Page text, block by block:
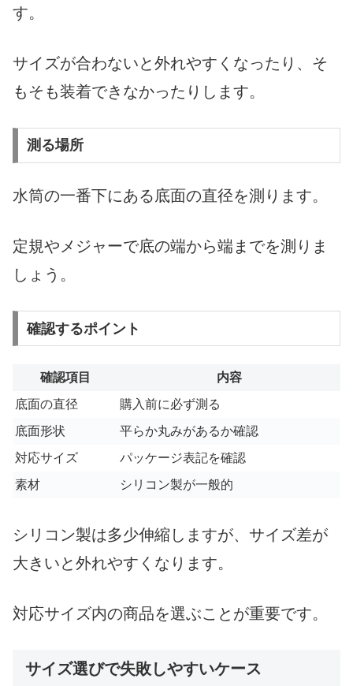
す。
サイズが合わないと外れやすくなったり、そ
もそも装着できなかったりします。
測る場所
水筒の一番下にある底面の直径を測ります。
定規やメジャーで底の端から端までを測りま
しょう。
確認するポイント
確認項目
内容
底面の直径
購入前に必ず測る
底面形状
平らか丸みがあるか確認
対応サイズ
パッケージ表記を確認
素材
シリコン製が一般的
シリコン製は多少伸縮しますが、サイズ差が
大きいと外れやすくなります。
対応サイズ内の商品を選ぶことが重要です。
サイズ選びで失敗しやすいケース